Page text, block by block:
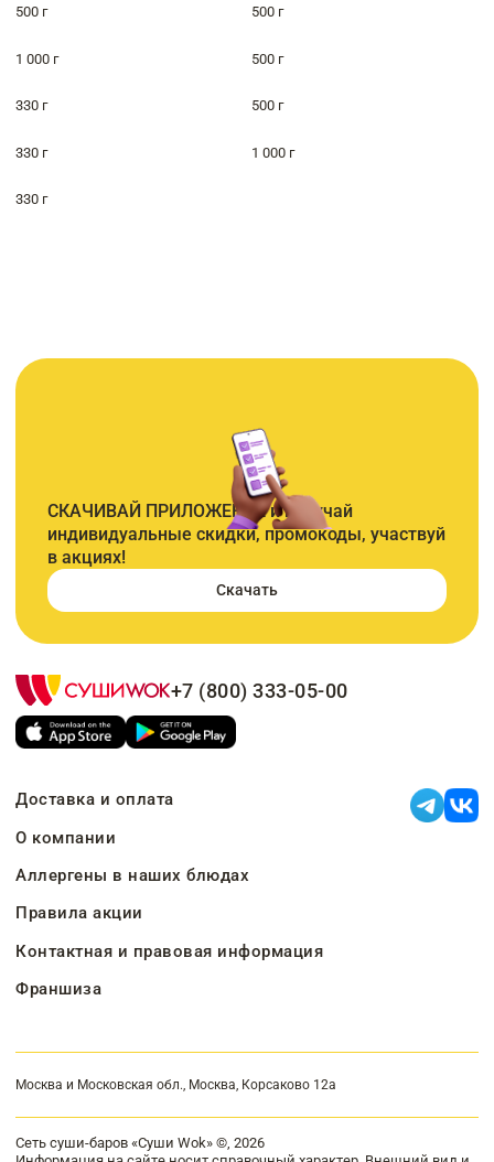
500 г 500 г
1 000 г 500 г
330 г 500 г
330 г 1 000 г
330 г
СКАЧИВАЙ ПРИЛОЖЕНИЕ и получай
индивидуальные скидки, промокоды, участвуй
в акциях!
Скачать
+7 (800) 333-05-00
Доставка и оплата
О компании
Аллергены в наших блюдах
Правила акции
Контактная и правовая информация
Франшиза
Москва и Московская обл., Москва, Корсаково 12а
Сеть суши-баров «Суши Wok» ©, 2026